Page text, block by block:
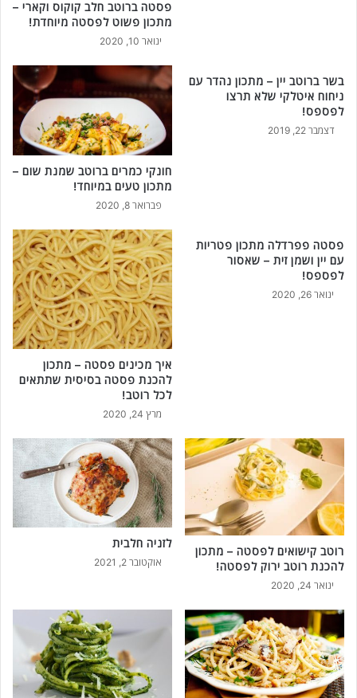
פסטה ברוטב חלב קוקוס וקארי –
מתכון פשוט לפסטה מיוחדת!
ינואר 10, 2020
בשר ברוטב יין – מתכון נהדר עם
ניחוח איטלקי שלא תרצו
לפספס!
דצמבר 22, 2019
חונקי כמרים ברוטב שמנת שום –
מתכון טעים במיוחד!
פברואר 8, 2020
פסטה פפרדלה מתכון פטריות
עם יין ושמן זית – שאסור
לפספס!
ינואר 26, 2020
איך מכינים פסטה – מתכון
להכנת פסטה בסיסית שתתאים
לכל רוטב!
מרץ 24, 2020
רוטב קישואים לפסטה – מתכון
להכנת רוטב ירוק לפסטה!
ינואר 24, 2020
לזניה חלבית
אוקטובר 2, 2021